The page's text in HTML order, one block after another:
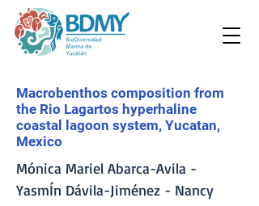
Macrobenthos composition from
the Rio Lagartos hyperhaline
coastal lagoon system, Yucatan,
Mexico
Mónica Mariel Abarca-Avila -
YasmÍn Dávila-Jiménez - Nancy